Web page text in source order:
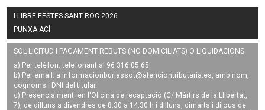
LLIBRE FESTES SANT ROC 2026
PUNXA ACÍ
SOL·LICITUD I PAGAMENT REBUTS (NO DOMICILIATS) O LIQUIDACIONS
a) Per telèfon: telefonant al 96 316 05 65.
b) Per email: a informacionburjassot@atenciontributaria.es , amb nom,
cognoms i DNI del titular.
c) Presencialment: en l'Oficina de recaptació (C/ Màrtirs de la Llibertat,
7), de dilluns a divendres de 8.30 a 14.30 h i dilluns, dimarts i dijous de